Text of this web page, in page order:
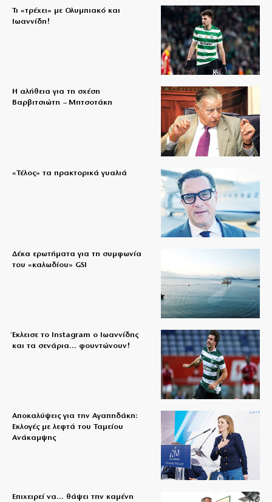
Τι «τρέχει» με Ολυμπιακό και
Ιωαννίδη!
Η αλήθεια για τη σχέση
Βαρβιτσιώτη – Μητσοτάκη
«Τέλος» τα πρακτορικά γυαλιά
Δέκα ερωτήματα για τη συμφωνία
του «καλωδίου» GSI
Έκλεισε το Instagram ο Ιωαννίδης
και τα σενάρια… φουντώνουν!
Αποκαλύψεις για την Αγαπηδάκη:
Εκλογές με λεφτά του Ταμείου
Ανάκαμψης
Επιχειρεί να… θάψει την καμένη